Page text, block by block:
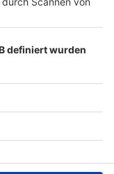
Impressum